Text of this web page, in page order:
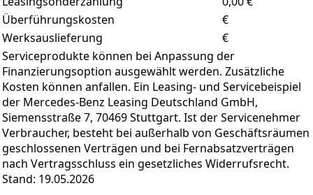
Überführungskosten
€
Werksauslieferung
€
Serviceprodukte können bei Anpassung der
Finanzierungsoption ausgewählt werden. Zusätzliche
Kosten können anfallen. Ein Leasing- und Servicebeispiel
der Mercedes-Benz Leasing Deutschland GmbH,
Siemensstraße 7, 70469 Stuttgart. Ist der Servicenehmer
Verbraucher, besteht bei außerhalb von Geschäftsräumen
geschlossenen Verträgen und bei Fernabsatzverträgen
nach Vertragsschluss ein gesetzliches Widerrufsrecht.
Stand: 19.05.2026